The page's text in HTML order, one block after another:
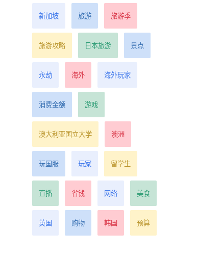
新加坡 旅游 旅游季
旅游攻略 日本旅游 景点
永劫 海外 海外玩家
消费金额 游戏
澳大利亚国立大学 澳洲
玩国服 玩家 留学生
直播 省钱 网络 美食
英国 购物 韩国 预算